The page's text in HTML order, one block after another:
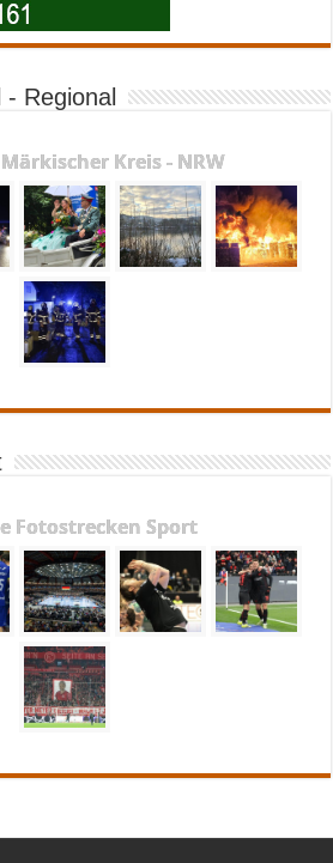
Regional
Kreis - NRW
Fotostrecken Sport